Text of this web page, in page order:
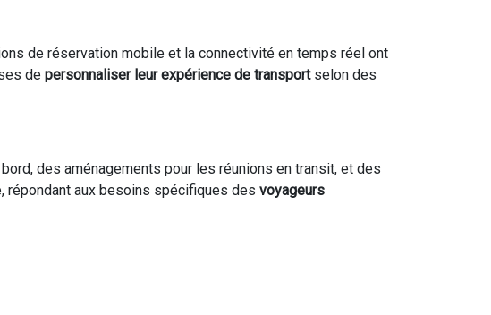
de réservation mobile et la connectivité en temps réel ont
de personnaliser leur expérience de transportselon des
des aménagements pour les réunions en transit, et des
répondant aux besoins spécifiques des voyageurs